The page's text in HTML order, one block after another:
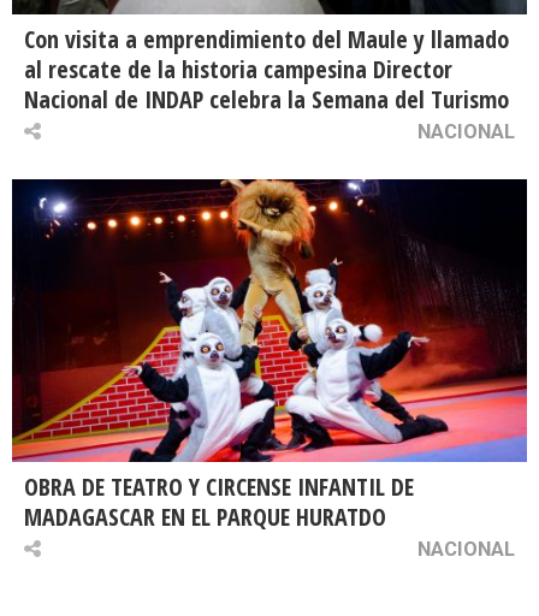
Con visita a emprendimiento del Maule y llamado
al rescate de la historia campesina Director
Nacional de INDAP celebra la Semana del Turismo
NACIONAL
OBRA DE TEATRO Y CIRCENSE INFANTIL DE
MADAGASCAR EN EL PARQUE HURATDO
NACIONAL